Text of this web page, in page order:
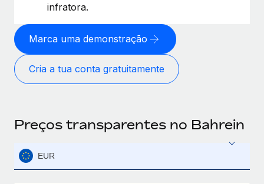
infratora.
Marca uma demonstração
Cria a tua conta gratuitamente
Preços transparentes no Bahrein
EUR